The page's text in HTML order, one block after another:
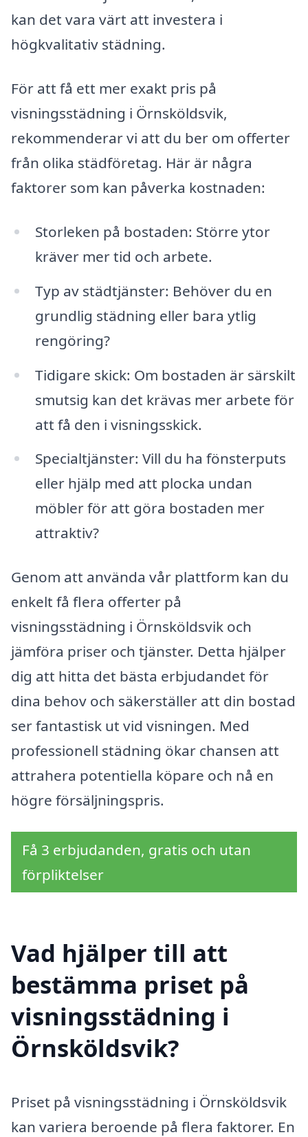
kan det vara värt att investera i
högkvalitativ städning.
För att få ett mer exakt pris på
visningsstädning i Örnsköldsvik,
rekommenderar vi att du ber om offerter
från olika städföretag. Här är några
faktorer som kan påverka kostnaden:
Storleken på bostaden: Större ytor
kräver mer tid och arbete.
Typ av städtjänster: Behöver du en
grundlig städning eller bara ytlig
rengöring?
Tidigare skick: Om bostaden är särskilt
smutsig kan det krävas mer arbete för
att få den i visningsskick.
Specialtjänster: Vill du ha fönsterputs
eller hjälp med att plocka undan
möbler för att göra bostaden mer
attraktiv?
Genom att använda vår plattform kan du
enkelt få flera offerter på
visningsstädning i Örnsköldsvik och
jämföra priser och tjänster. Detta hjälper
dig att hitta det bästa erbjudandet för
dina behov och säkerställer att din bostad
ser fantastisk ut vid visningen. Med
professionell städning ökar chansen att
attrahera potentiella köpare och nå en
högre försäljningspris.
Få 3 erbjudanden, gratis och utan
förpliktelser
Vad hjälper till att
bestämma priset på
visningsstädning i
Örnsköldsvik?
Priset på visningsstädning i Örnsköldsvik
kan variera beroende på flera faktorer. En